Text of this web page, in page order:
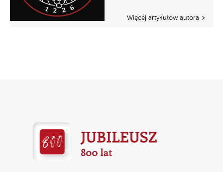
Więcej artykułów autora